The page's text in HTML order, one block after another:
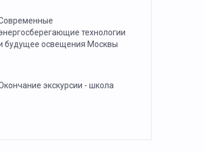
технологии
будущее освещения Москвы
экскурсии - школа